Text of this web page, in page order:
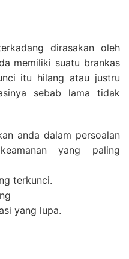
dirasakan oleh
memiliki suatu brankas
itu hilang atau justru
sebab lama tidak
anda dalam persoalan
yang paling
terkunci.
yang lupa.